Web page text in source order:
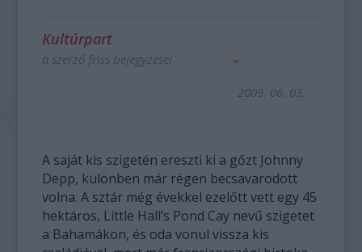
Kultúrpart
a szerző friss bejegyzései
2009. 06. 03.
A saját kis szigetén ereszti ki a gőzt Johnny
Depp, különben már régen becsavarodott
volna. A sztár még évekkel ezelőtt vett egy 45
hektáros, Little Hall’s Pond Cay nevű szigetet
a Bahamákon, és oda vonul vissza kis